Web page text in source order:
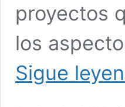
proyectos
los
Sigue